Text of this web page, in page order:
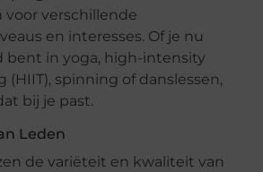
verschillende
en interesses. Of je nu
bent in yoga, high-intensity
(HIIT), spinning of danslessen,
bij je past.
Leden
de variëteit en kwaliteit van